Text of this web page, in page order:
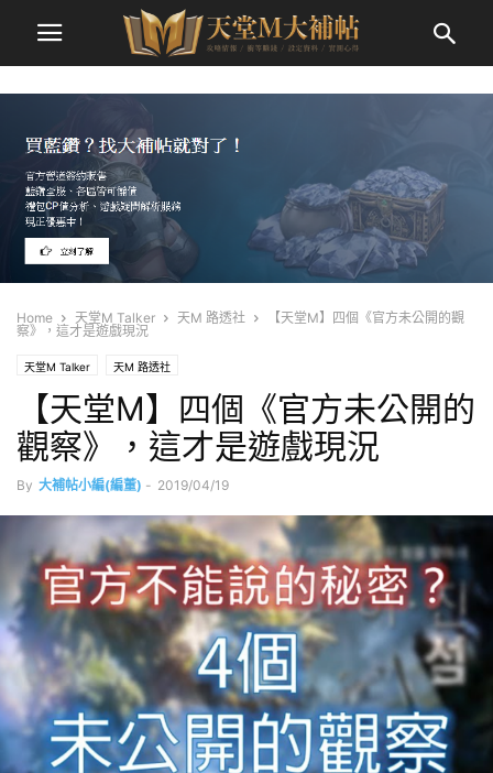
Home 天堂M Talker 天M 路透社
【天堂M】四個《官方未公開的觀
察》，這才是遊戲現況
天堂M Talker 天M 路透社
【天堂M】四個《官方未公開的
觀察》，這才是遊戲現況
By 大補帖小編(編董) - 2019/04/19